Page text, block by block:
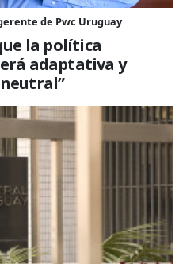
de Pwc Uruguay
la política
adaptativa y